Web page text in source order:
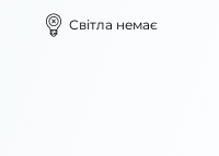
Світла немає